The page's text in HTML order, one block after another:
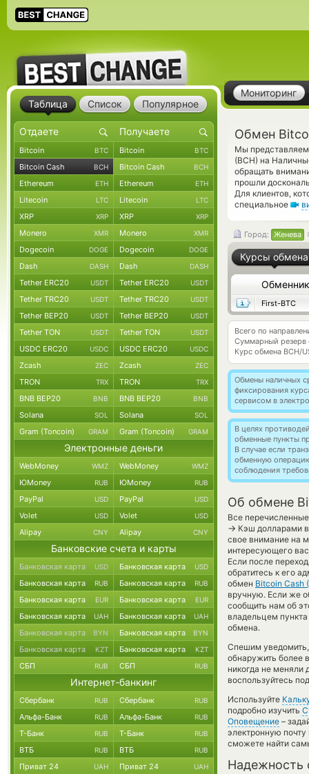
Мониторинг
Обмен
Мы представляем
(BCH) на
обращать
прошли
Для клиентов,
специальное
Город: Женева
Курсы обмена
Обменник
First-BTC
Всего по
Суммарный резерв
Курс обмена BCH/
Обмены наличных
фиксирования
сервисом в
В целях
обменные пункты
В случае если
обменную
соблюдения
Об обмене
Все
→ Кэш долларами
свое внимание на
интересующего
Если после
обратитесь к его
обмен Bitcoin Cash
вручную. Если же
сообщить нам об
владельцем
обмена.
Спешим
обнаружить более
никогда не меняли
воспользуйтесь
Используйте
подробно изучить
Оповещение –
электронную
сможете найти
Надежность
Таблица Список Популярное
Bitcoin BTC Bitcoin BTC
Bitcoin Cash BCH Bitcoin Cash BCH
Ethereum ETH Ethereum ETH
Litecoin LTC Litecoin LTC
XRP XRP XRP XRP
Monero XMR Monero XMR
Dogecoin DOGE Dogecoin DOGE
Dash DASH Dash DASH
Tether ERC20 USDT Tether ERC20 USDT
Tether TRC20 USDT Tether TRC20 USDT
Tether BEP20 USDT Tether BEP20 USDT
Tether TON USDT Tether TON USDT
USDC ERC20 USDC USDC ERC20 USDC
Zcash ZEC Zcash ZEC
TRON TRX TRON TRX
BNB BEP20 BNB BNB BEP20 BNB
Solana SOL Solana SOL
Gram (Toncoin) GRAM Gram (Toncoin) GRAM
Электронные деньги
WebMoney WMZ WebMoney WMZ
ЮMoney RUB ЮMoney RUB
PayPal USD PayPal USD
Volet USD Volet USD
Alipay CNY Alipay CNY
Банковские счета и карты
Банковская карта USD Банковская карта USD
Банковская карта RUB Банковская карта RUB
Банковская карта EUR Банковская карта EUR
Банковская карта UAH Банковская карта UAH
Банковская карта BYN Банковская карта BYN
Банковская карта KZT Банковская карта KZT
СБП RUB СБП RUB
Интернет-банкинг
Сбербанк RUB Сбербанк RUB
Альфа-Банк RUB Альфа-Банк RUB
Т-Банк RUB Т-Банк RUB
ВТБ RUB ВТБ RUB
Приват 24 UAH Приват 24 UAH